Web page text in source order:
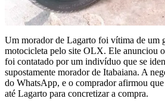
Um morador de Lagarto foi vítima de um
motocicleta pelo site OLX. Ele anunciou
foi contatado por um indivíduo que se
supostamente morador de Itabaiana. A
do WhatsApp, e o comprador afirmou
até Lagarto para concretizar a compra.